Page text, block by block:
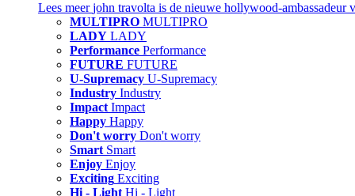
Lees meerjohn travolta is de nieuwe hollywood-ambassadeur
MULTIPRO MULTIPRO
LADY LADY
Performance Performance
FUTURE FUTURE
U-Supremacy U-Supremacy
Industry Industry
Impact Impact
Happy Happy
Don't worry Don't worry
Smart Smart
Enjoy Enjoy
Exciting Exciting
Hi - Light Hi - Light